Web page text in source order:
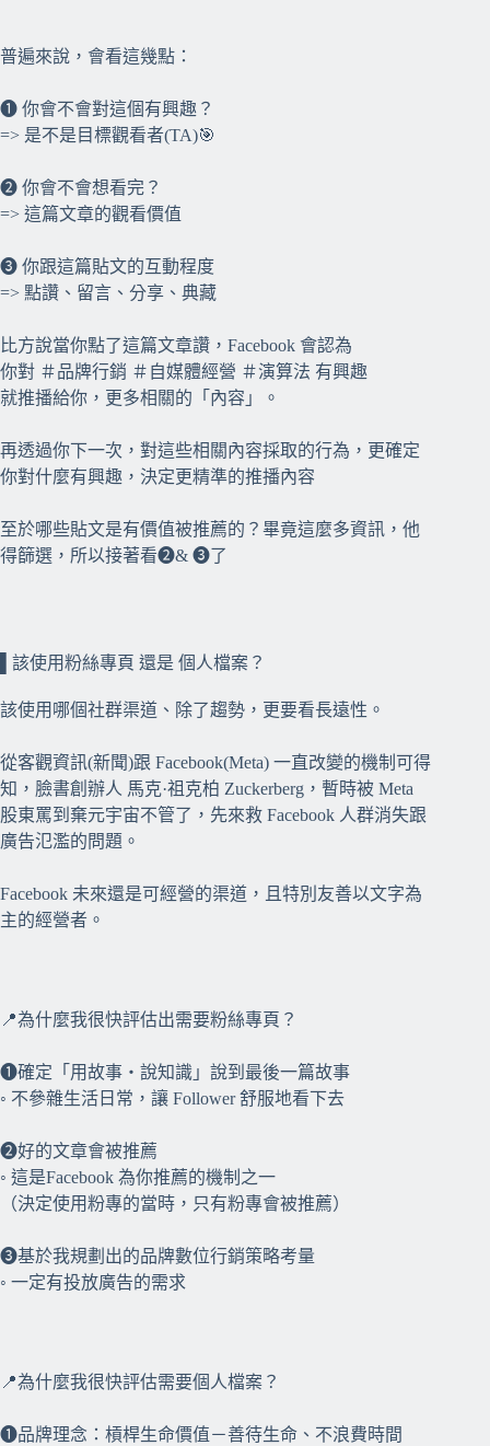
普遍來說，會看這幾點：
❶ 你會不會對這個有興趣？
=> 是不是目標觀看者(TA)🎯
❷ 你會不會想看完？
=> 這篇文章的觀看價值
❸ 你跟這篇貼文的互動程度
=> 點讚、留言、分享、典藏
比方說當你點了這篇文章讚，Facebook 會認為
你對 ＃品牌行銷 ＃自媒體經營 ＃演算法 有興趣
就推播給你，更多相關的「內容」。
再透過你下一次，對這些相關內容採取的行為，更確定
你對什麼有興趣，決定更精準的推播內容
至於哪些貼文是有價值被推薦的？畢竟這麼多資訊，他
得篩選，所以接著看❷& ❸了
▌該使用粉絲專頁 還是 個人檔案？
該使用哪個社群渠道、除了趨勢，更要看長遠性。
從客觀資訊(新聞)跟 Facebook(Meta) 一直改變的機制可得
知，臉書創辦人 馬克·祖克柏 Zuckerberg，暫時被 Meta
股東罵到棄元宇宙不管了，先來救 Facebook 人群消失跟
廣告氾濫的問題。
Facebook 未來還是可經營的渠道，且特別友善以文字為
主的經營者。⠀⠀
📍為什麼我很快評估出需要粉絲專頁？
❶確定「用故事・說知識」說到最後一篇故事
◦ 不參雜生活日常，讓 Follower 舒服地看下去
❷好的文章會被推薦
◦ 這是Facebook 為你推薦的機制之一
（決定使用粉專的當時，只有粉專會被推薦）
❸基於我規劃出的品牌數位行銷策略考量
◦ 一定有投放廣告的需求⠀⠀
📍為什麼我很快評估需要個人檔案？
❶品牌理念：槓桿生命價值－善待生命、不浪費時間